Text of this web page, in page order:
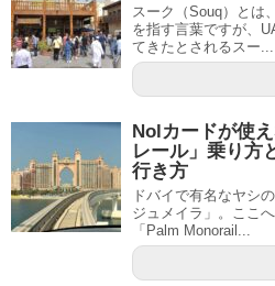
スーク（Souq）とは
を指す言葉ですが、
てきたとされるスー...
Nolカードが使
レール」乗り方
行き方
ドバイで有名なヤシ
ジュメイラ」。ここ
「Palm Monorail...